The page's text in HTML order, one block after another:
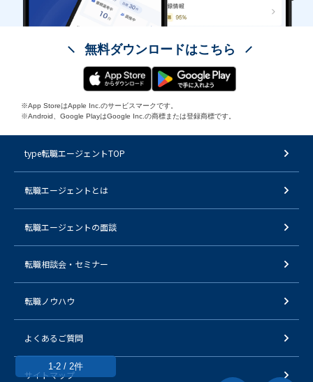
1-2 / 2件
無料ダウンロードはこちら
※App StoreはApple Inc.のサービスマークです。
※Android、Google PlayはGoogle Inc.の商標または登録商標です。
type転職エージェントTOP
転職エージェントとは
転職エージェントの面談
転職相談会・セミナー
転職ノウハウ
よくあるご質問
サイトマップ